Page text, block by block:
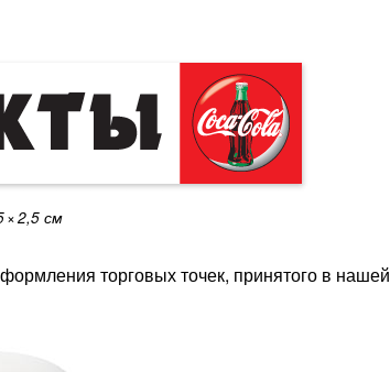
×2,5 см
торговых точек, принятого в нашей